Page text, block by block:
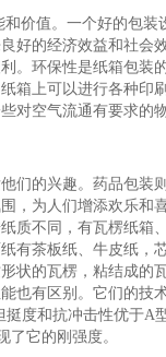
价值。一个好的包装
好的经济效益和社会
。环保性是纸箱包装
箱上可以进行各种印
对空气流通有要求的
们的兴趣。药品包装
，为人们增添欢乐和
质不同，有瓦楞纸箱
有茶板纸、牛皮纸，
状的瓦楞，粘结成的
也有区别。它们的技
度和抗冲击性优于A
它的刚强度。